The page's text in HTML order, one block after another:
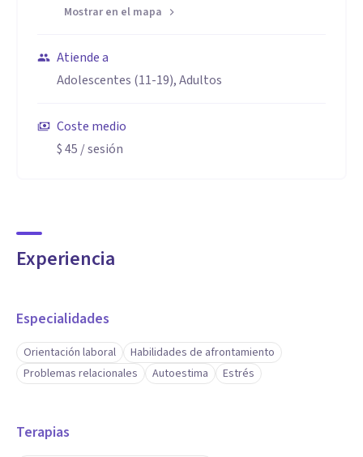
Mostrar en el mapa
Atiende a
Adolescentes (11-19), Adultos
Coste medio
$ 45 / sesión
Experiencia
Especialidades
Orientación laboral
Habilidades de afrontamiento
Problemas relacionales
Autoestima Estrés
Terapias